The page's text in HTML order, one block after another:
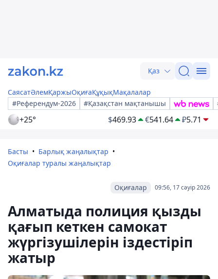
Қаз
СаясатӘлемҚаржыОқиғаҚұқықМақалалар
#Референдум-2026
#Қазақстан мақтанышы
+25° $469.93 €541.64 ₽5.71
Басты
Барлық жаңалықтар
Оқиғалар туралы жаңалықтар
09:56, 17 сәуір 2026
Оқиғалар
Алматыда полиция қызды
қағып кеткен самокат
жүргізушілерін іздестіріп
жатыр